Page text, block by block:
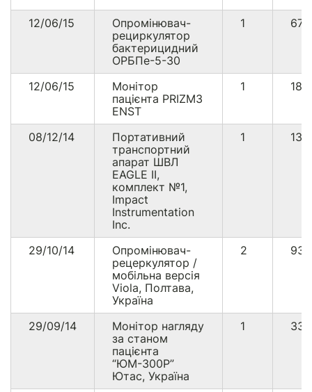
12/06/15
Опромінювач-
рециркулятор
бактерицидний
ОРБПе-5-30
1
12/06/15
Монітор
пацієнта PRIZM3
ENST
1
08/12/14
Портативний
транспортний
апарат ШВЛ
EAGLE II,
комплект №1,
Impact
Instrumentation
Inc.
1
29/10/14
Опромінювач-
рецеркулятор /
мобільна версія
Viola, Полтава,
Україна
2
29/09/14
Монітор нагляду
за станом
пацієнта
“ЮМ-300Р”
Ютас, Україна
1